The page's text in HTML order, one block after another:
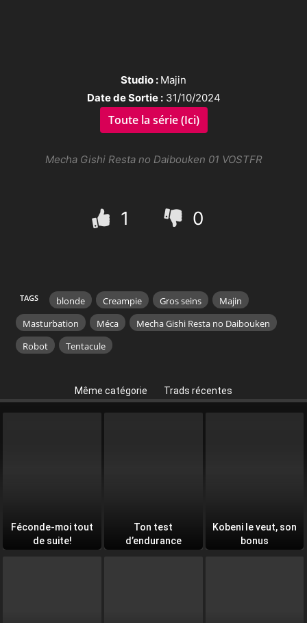
Studio : Majin
Date de Sortie :31/10/2024
Toute la série (Ici)
Mecha Gishi Resta no Daibouken 01 VOSTFR
1 0
TAGS blonde Creampie Gros seins
Majin
Masturbation
Méca
Mecha Gishi Resta no Daibouken
Robot
Tentacule
Même catégorie Trads récentes
Féconde-moi tout
de suite!
Ton test
d’endurance
Kobeni le veut, son
bonus